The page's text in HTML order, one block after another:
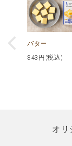
バター
343 円(税込)
オリ